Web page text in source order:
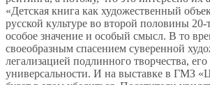
«Детская книга как художественный
русской культуре во второй половины 20-
особое значение и особый смысл. В то
своеобразным спасением суверенной
легализацией подлинного творчества, его
универсальности. И на выставке в ГМЗ